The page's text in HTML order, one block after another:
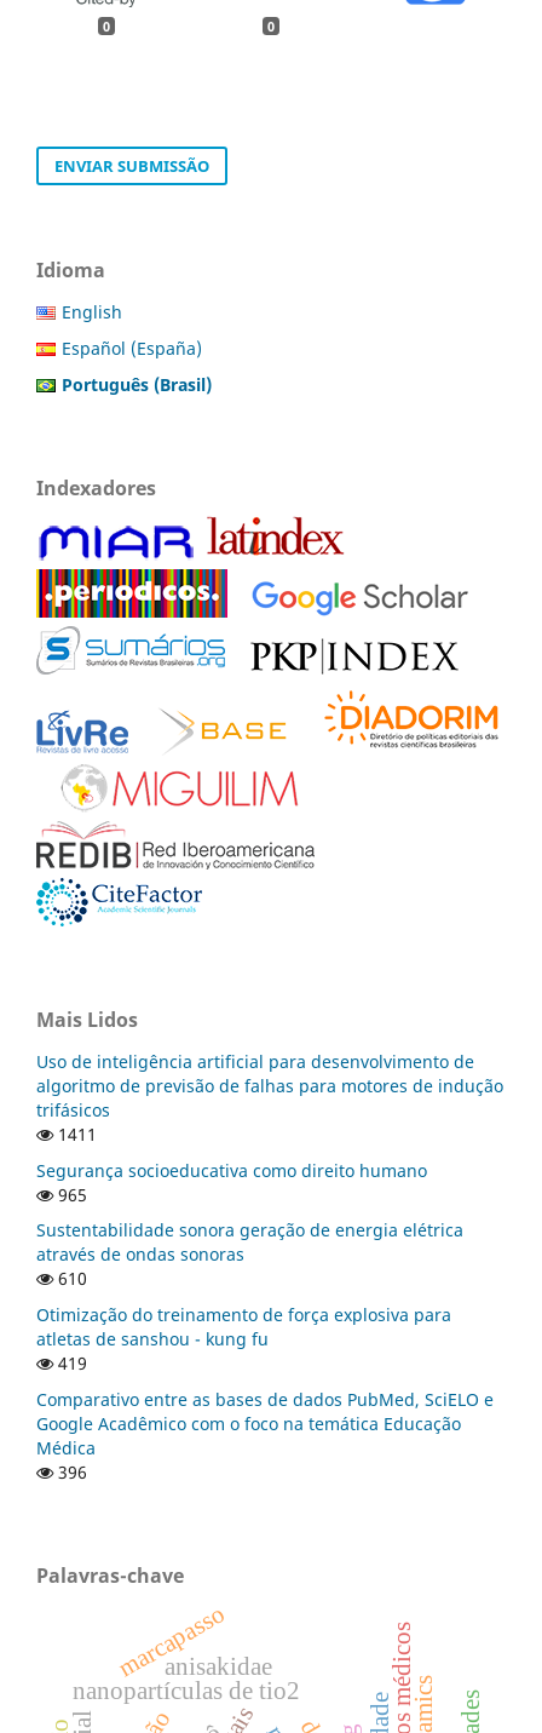
0 0
ENVIAR SUBMISSÃO
Idioma
English
Español (España)
Português (Brasil)
Indexadores
Mais Lidos
Uso de inteligência artificial para desenvolvimento de
algoritmo de previsão de falhas para motores de indução
trifásicos
1411
Segurança socioeducativa como direito humano
965
Sustentabilidade sonora geração de energia elétrica
através de ondas sonoras
610
Otimização do treinamento de força explosiva para
atletas de sanshou - kung fu
419
Comparativo entre as bases de dados PubMed, SciELO e
Google Acadêmico com o foco na temática Educação
Médica
396
Palavras-chave
nanopartículas de tio2
anisakidae
marcapasso